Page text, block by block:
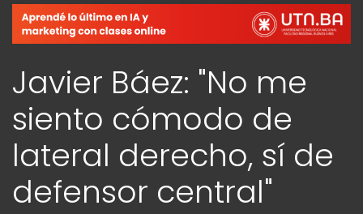
Javier Báez: "No me
siento cómodo de
lateral derecho, sí de
defensor central"